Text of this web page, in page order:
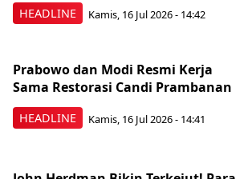
HEADLINE Kamis, 16 Jul 2026 - 14:42
HEADLINE
Prabowo dan Modi Resmi Kerja
Sama Restorasi Candi Prambanan
Kamis, 16 Jul 2026 - 14:41